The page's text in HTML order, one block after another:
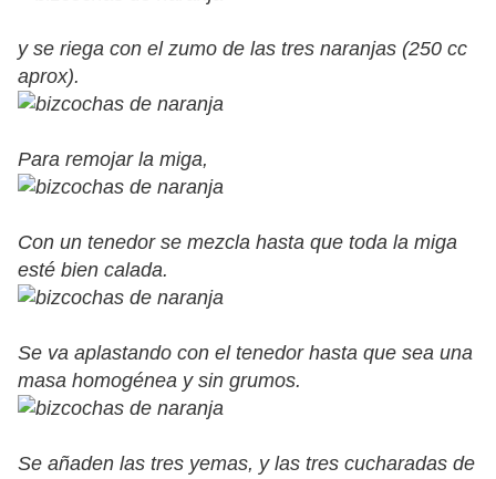
y se riega con el zumo de las tres naranjas (250 cc
aprox).
Para remojar la miga,
Con un tenedor se mezcla hasta que toda la miga
esté bien calada.
Se va aplastando con el tenedor hasta que sea una
masa homogénea y sin grumos.
Se añaden las tres yemas, y las tres cucharadas de